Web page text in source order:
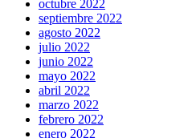
octubre 2022
septiembre 2022
agosto 2022
julio 2022
junio 2022
mayo 2022
abril 2022
marzo 2022
febrero 2022
enero 2022